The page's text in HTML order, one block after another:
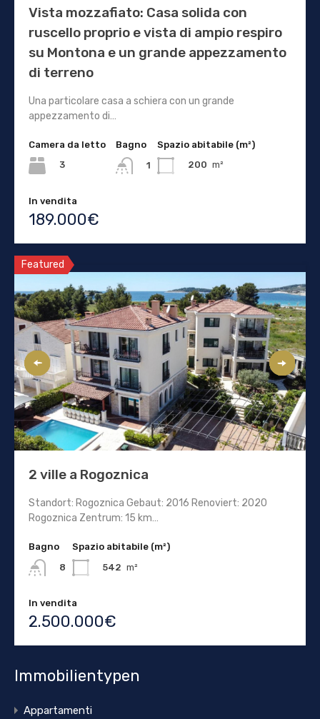
Vista mozzafiato: Casa solida con
ruscello proprio e vista di ampio respiro
su Montona e un grande appezzamento
di terreno
Una particolare casa a schiera con un grande
appezzamento di…
Camera da letto
3
Bagno
1
Spazio abitabile (m²)
200 m²
In vendita
189.000€
Featured
2 ville a Rogoznica
Standort: Rogoznica Gebaut: 2016 Renoviert: 2020
Rogoznica Zentrum: 15 km…
Bagno
8
Spazio abitabile (m²)
542 m²
In vendita
2.500.000€
Immobilientypen
Appartamenti